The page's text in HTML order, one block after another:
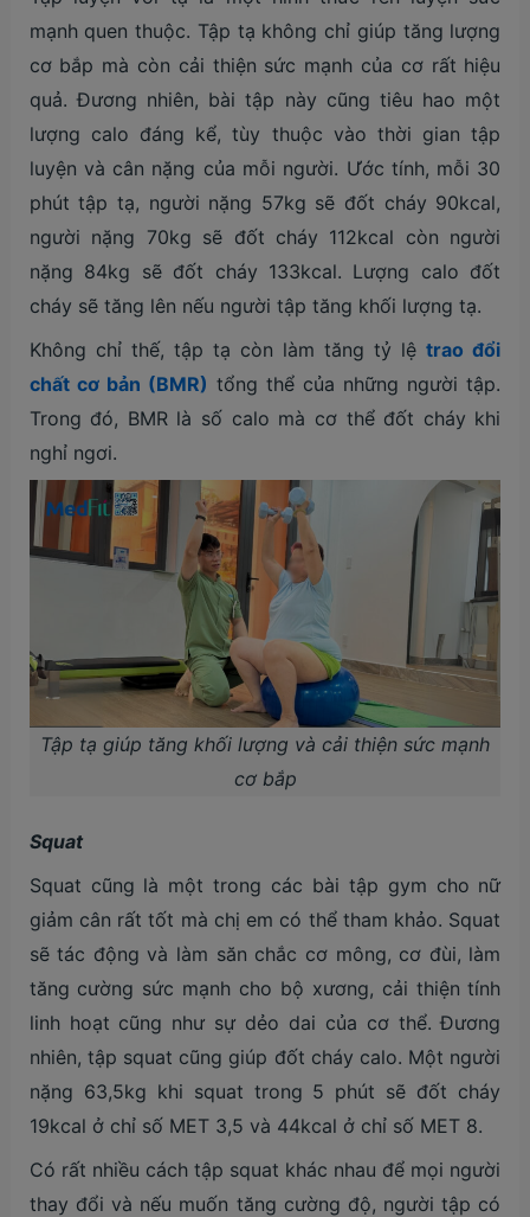
mạnh quen thuộc. Tập tạ không chỉ giúp tăng lượng
cơ bắp mà còn cải thiện sức mạnh của cơ rất hiệu
quả. Đương nhiên, bài tập này cũng tiêu hao một
lượng calo đáng kể, tùy thuộc vào thời gian tập
luyện và cân nặng của mỗi người. Ước tính, mỗi 30
phút tập tạ, người nặng 57kg sẽ đốt cháy 90kcal,
người nặng 70kg sẽ đốt cháy 112kcal còn người
nặng 84kg sẽ đốt cháy 133kcal. Lượng calo đốt
cháy sẽ tăng lên nếu người tập tăng khối lượng tạ.
Không chỉ thế, tập tạ còn làm tăng tỷ lệtrao đổi
chất cơ bản (BMR) tổng thể của những người tập.
Trong đó, BMR là số calo mà cơ thể đốt cháy khi
nghỉ ngơi.
Tập tạ giúp tăng khối lượng và cải thiện sức mạnh
cơ bắp
Squat
Squat cũng là một trong các bài tập gym cho nữ
giảm cân rất tốt mà chị em có thể tham khảo. Squat
sẽ tác động và làm săn chắc cơ mông, cơ đùi, làm
tăng cường sức mạnh cho bộ xương, cải thiện tính
linh hoạt cũng như sự dẻo dai của cơ thể. Đương
nhiên, tập squat cũng giúp đốt cháy calo. Một người
nặng 63,5kg khi squat trong 5 phút sẽ đốt cháy
19kcal ở chỉ số MET 3,5 và 44kcal ở chỉ số MET 8.
Có rất nhiều cách tập squat khác nhau để mọi người
thay đổi và nếu muốn tăng cường độ, người tập có